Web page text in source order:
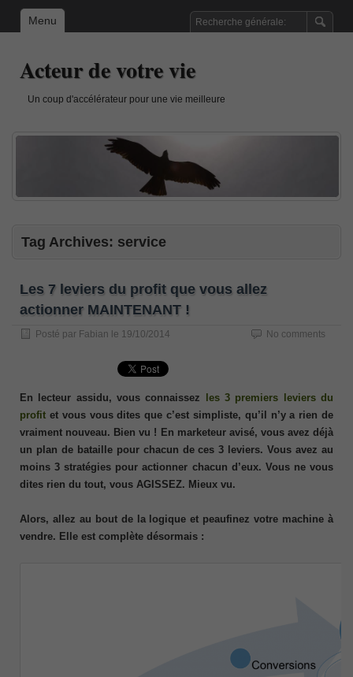
Menu
Acteur de votre vie
Un coup d'accélérateur pour une vie meilleure
Tag Archives: service
Les 7 leviers du profit que vous allez
actionner MAINTENANT !
Posté par Fabian le 19/10/2014 No comments
En lecteur assidu, vous connaissez les 3 premiers leviers du
profit et vous vous dites que c’est simpliste, qu’il n’y a rien de
vraiment nouveau. Bien vu ! En marketeur avisé, vous avez déjà
un plan de bataille pour chacun de ces 3 leviers. Vous avez au
moins 3 stratégies pour actionner chacun d’eux. Vous ne vous
dites rien du tout, vous AGISSEZ. Mieux vu.
Alors, allez au bout de la logique et peaufinez votre machine à
vendre. Elle est complète désormais :